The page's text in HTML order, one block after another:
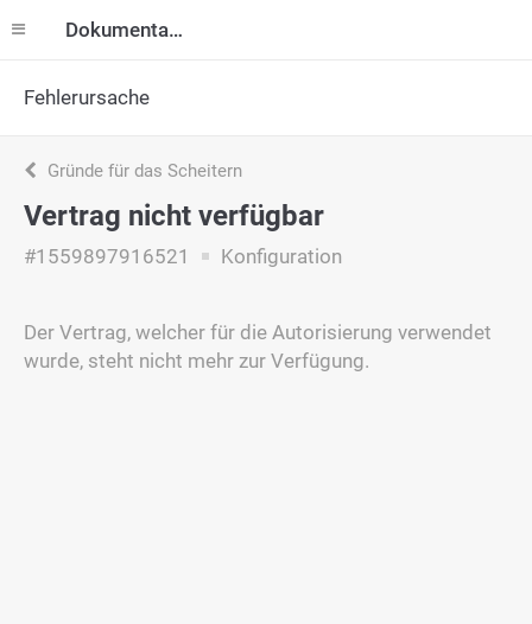
Dokumentation
Fehlerursache
Gründe für das Scheitern
Vertrag nicht verfügbar
#1559897916521 Konfiguration
Der Vertrag, welcher für die Autorisierung verwendet
wurde, steht nicht mehr zur Verfügung.